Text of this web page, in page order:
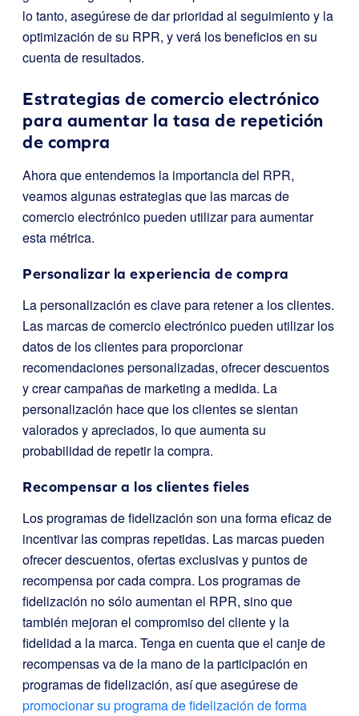
lo tanto, asegúrese de dar prioridad al seguimiento y la
optimización de su RPR, y verá los beneficios en su
cuenta de resultados.
Estrategias de comercio electrónico
para aumentar la tasa de repetición
de compra
Ahora que entendemos la importancia del RPR,
veamos algunas estrategias que las marcas de
comercio electrónico pueden utilizar para aumentar
esta métrica.
Personalizar la experiencia de compra
La personalización es clave para retener a los clientes.
Las marcas de comercio electrónico pueden utilizar los
datos de los clientes para proporcionar
recomendaciones personalizadas, ofrecer descuentos
y crear campañas de marketing a medida. La
personalización hace que los clientes se sientan
valorados y apreciados, lo que aumenta su
probabilidad de repetir la compra.
Recompensar a los clientes fieles
Los programas de fidelización son una forma eficaz de
incentivar las compras repetidas. Las marcas pueden
ofrecer descuentos, ofertas exclusivas y puntos de
recompensa por cada compra. Los programas de
fidelización no sólo aumentan el RPR, sino que
también mejoran el compromiso del cliente y la
fidelidad a la marca. Tenga en cuenta que el canje de
recompensas va de la mano de la participación en
programas de fidelización, así que asegúrese de
promocionar su programa de fidelización de forma